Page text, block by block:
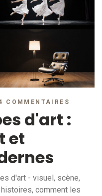
COMMENTAIRES
d'art :
et
d'art - visuel, scène,
comment les